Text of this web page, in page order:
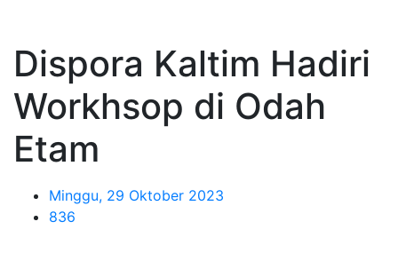
Dispora Kaltim Hadiri
Workhsop di Odah
Etam
Minggu, 29 Oktober 2023
836